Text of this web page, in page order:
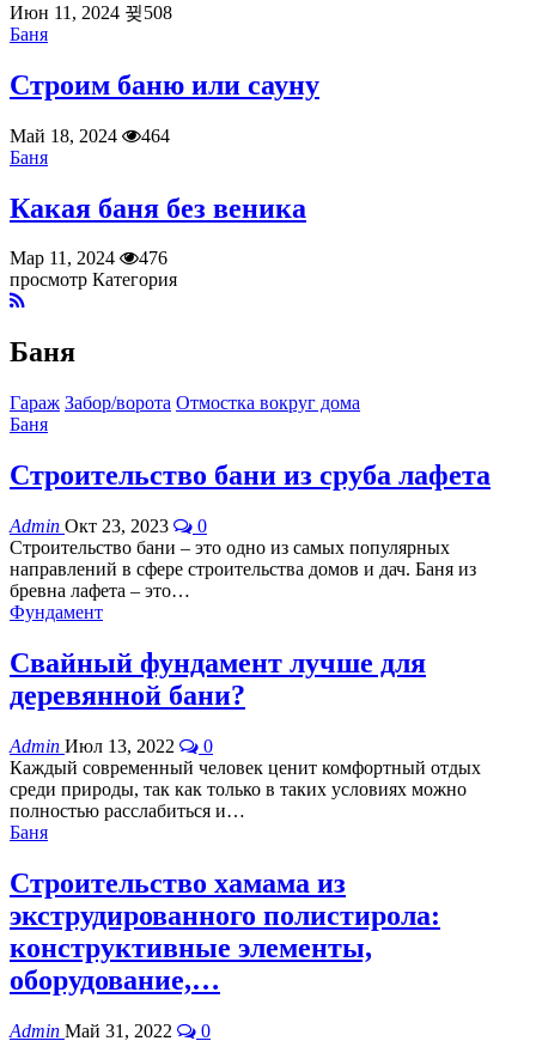
Июн 11, 2024
508
Баня
Строим баню или сауну
Май 18, 2024
464
Баня
Какая баня без веника
Мар 11, 2024
476
просмотр Категория
Баня
Гараж Забор/ворота Отмостка вокруг дома
Баня
Строительство бани из сруба лафета
Admin Окт 23, 2023
0
Строительство бани – это одно из самых популярных
направлений в сфере строительства домов и дач. Баня из
бревна лафета – это…
Фундамент
Свайный фундамент лучше для
деревянной бани?
Admin Июл 13, 2022
0
Каждый современный человек ценит комфортный отдых
среди природы, так как только в таких условиях можно
полностью расслабиться и…
Баня
Строительство хамама из
экструдированного полистирола:
конструктивные элементы,
оборудование,…
Admin Май 31, 2022 0